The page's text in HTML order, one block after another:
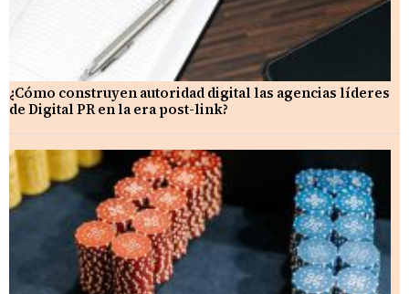
¿Cómo construyen autoridad digital las agencias líderes
de Digital PR en la era post-link?